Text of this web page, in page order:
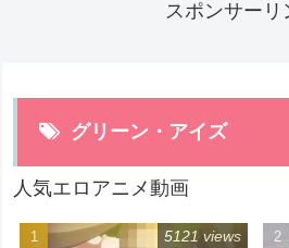
スポンサーリ
グリーン・アイズ
人気エロアニメ動画
5121 views